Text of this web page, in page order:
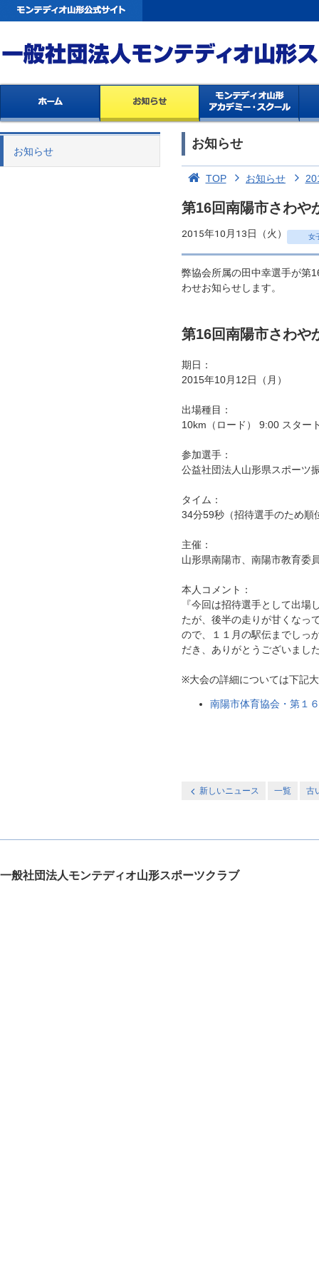
お知らせ
お知らせ
TOP お知らせ
第16回南陽市さわや
2015年10月13日（火） 女
弊協会所属の田中幸選手が第
わせお知らせします。
第16回南陽市さわや
期日：
2015年10月12日（月）
出場種目：
10km（ロード） 9:00 スター
参加選手：
公益社団法人山形県スポーツ
タイム：
34分59秒（招待選手のため順
主催：
山形県南陽市、南陽市教育委
本人コメント：
『今回は招待選手として出
たが、後半の走りが甘くなっ
ので、１１月の駅伝までしっ
だき、ありがとうございまし
※大会の詳細については下記
南陽市体育協会・第１
新しいニュース 一覧 古
一般社団法人モンテディオ山形スポーツクラブ